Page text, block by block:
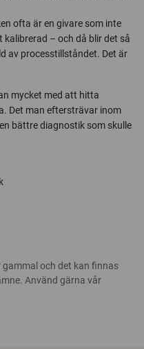
ofta är en givare som inte
– och då blir det så
av processtillståndet. Det är
mycket med att hitta
Det man eftersträvar inom
bättre diagnostik som skulle
gammal och det kan finnas
Använd gärna vår